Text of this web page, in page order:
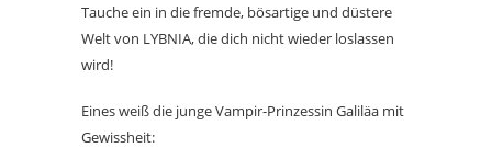
Tauche ein in die fremde, bösartige und düstere
Welt von LYBNIA, die dich nicht wieder loslassen
wird!
Eines weiß die junge Vampir-Prinzessin Galiläa mit
Gewissheit: